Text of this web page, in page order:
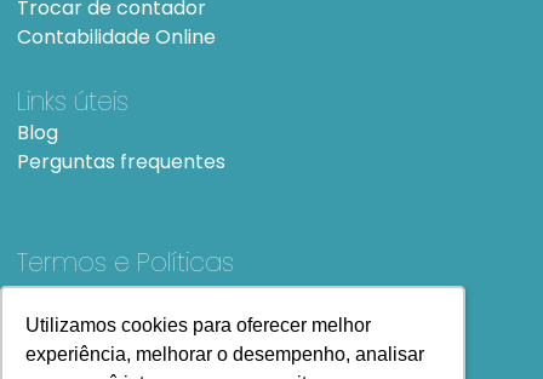
Utilizamos cookies para oferecer melhor
experiência, melhorar o desempenho, analisar
Utilizamos cookies para oferecer melhor
experiência, melhorar o desempenho, analisar
Trocar de contador
Contabilidade Online
Links úteis
Blog
Perguntas frequentes
Termos e Políticas
Termos e condições de UsoSiteMap